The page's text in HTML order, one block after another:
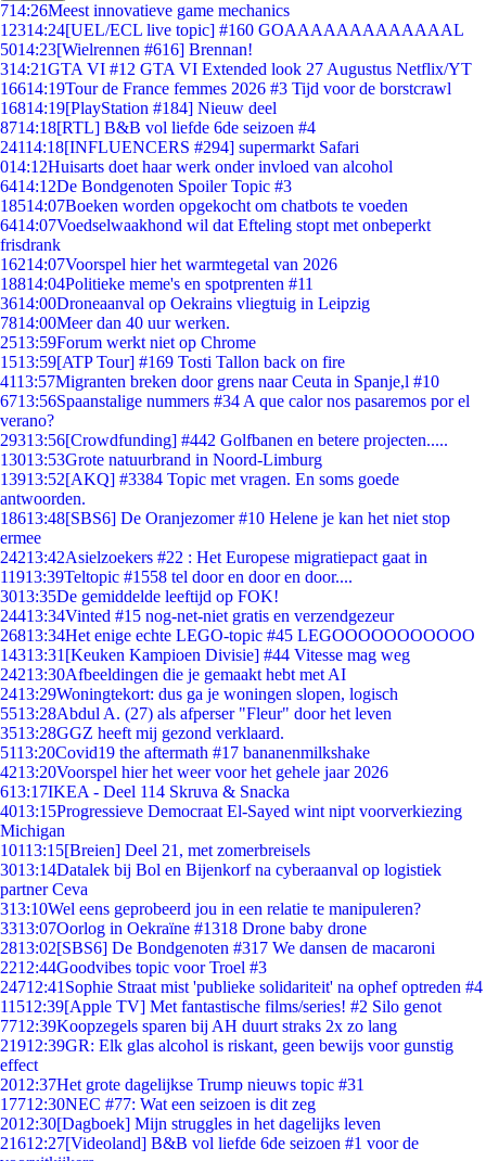
714:26Meest innovatieve game mechanics
12314:24[UEL/ECL live topic] #160 GOAAAAAAAAAAAAAL
5014:23[Wielrennen #616] Brennan!
314:21GTA VI #12 GTA VI Extended look 27 Augustus Netflix/YT
16614:19Tour de France femmes 2026 #3 Tijd voor de borstcrawl
16814:19[PlayStation #184] Nieuw deel
8714:18[RTL] B&B vol liefde 6de seizoen #4
24114:18[INFLUENCERS #294] supermarkt Safari
014:12Huisarts doet haar werk onder invloed van alcohol
6414:12De Bondgenoten Spoiler Topic #3
18514:07Boeken worden opgekocht om chatbots te voeden
6414:07Voedselwaakhond wil dat Efteling stopt met onbeperkt
frisdrank
16214:07Voorspel hier het warmtegetal van 2026
18814:04Politieke meme's en spotprenten #11
3614:00Droneaanval op Oekrains vliegtuig in Leipzig
7814:00Meer dan 40 uur werken.
2513:59Forum werkt niet op Chrome
1513:59[ATP Tour] #169 Tosti Tallon back on fire
4113:57Migranten breken door grens naar Ceuta in Spanje,l #10
6713:56Spaanstalige nummers #34 A que calor nos pasaremos por el
verano?
29313:56[Crowdfunding] #442 Golfbanen en betere projecten.....
13013:53Grote natuurbrand in Noord-Limburg
13913:52[AKQ] #3384 Topic met vragen. En soms goede
antwoorden.
18613:48[SBS6] De Oranjezomer #10 Helene je kan het niet stop
ermee
24213:42Asielzoekers #22 : Het Europese migratiepact gaat in
11913:39Teltopic #1558 tel door en door en door....
3013:35De gemiddelde leeftijd op FOK!
24413:34Vinted #15 nog-net-niet gratis en verzendgezeur
26813:34Het enige echte LEGO-topic #45 LEGOOOOOOOOOOO
14313:31 [Keuken Kampioen Divisie] #44 Vitesse mag weg
24213:30Afbeeldingen die je gemaakt hebt met AI
2413:29Woningtekort: dus ga je woningen slopen, logisch
5513:28Abdul A. (27) als afperser "Fleur" door het leven
3513:28GGZ heeft mij gezond verklaard.
5113:20Covid19 the aftermath #17 bananenmilkshake
4213:20Voorspel hier het weer voor het gehele jaar 2026
613:17IKEA - Deel 114 Skruva & Snacka
4013:15Progressieve Democraat El-Sayed wint nipt voorverkiezing
Michigan
10113:15[Breien] Deel 21, met zomerbreisels
3013:14Datalek bij Bol en Bijenkorf na cyberaanval op logistiek
partner Ceva
313:10Wel eens geprobeerd jou in een relatie te manipuleren?
3313:07Oorlog in Oekraïne #1318 Drone baby drone
2813:02[SBS6] De Bondgenoten #317 We dansen de macaroni
2212:44Goodvibes topic voor Troel #3
24712:41 Sophie Straat mist 'publieke solidariteit' na ophef optreden #4
11512:39[Apple TV] Met fantastische films/series! #2 Silo genot
7712:39Koopzegels sparen bij AH duurt straks 2x zo lang
21912:39GR: Elk glas alcohol is riskant, geen bewijs voor gunstig
effect
2012:37Het grote dagelijkse Trump nieuws topic #31
17712:30NEC #77: Wat een seizoen is dit zeg
2012:30[Dagboek] Mijn struggles in het dagelijks leven
21612:27[Videoland] B&B vol liefde 6de seizoen #1 voor de